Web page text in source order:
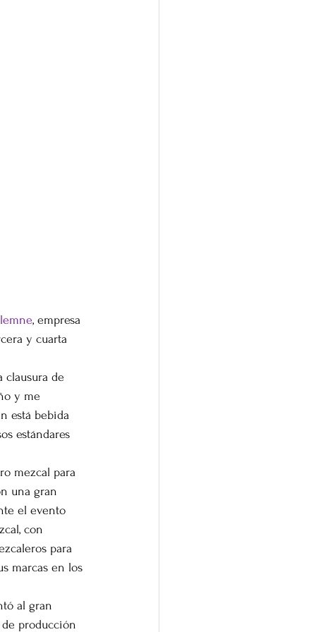
, empresa
y cuarta
clausura de
y me
está bebida
estándares
mezcal para
una gran
el evento
con
para
marcas en los
al gran
producción